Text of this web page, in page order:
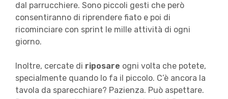
dal parrucchiere. Sono piccoli gesti che però
consentiranno di riprendere fiato e poi di
ricominciare con sprint le mille attività di ogni
giorno.
Inoltre, cercate di riposare ogni volta che potete,
specialmente quando lo fa il piccolo. C’è ancora la
tavola da sparecchiare? Pazienza. Può aspettare.